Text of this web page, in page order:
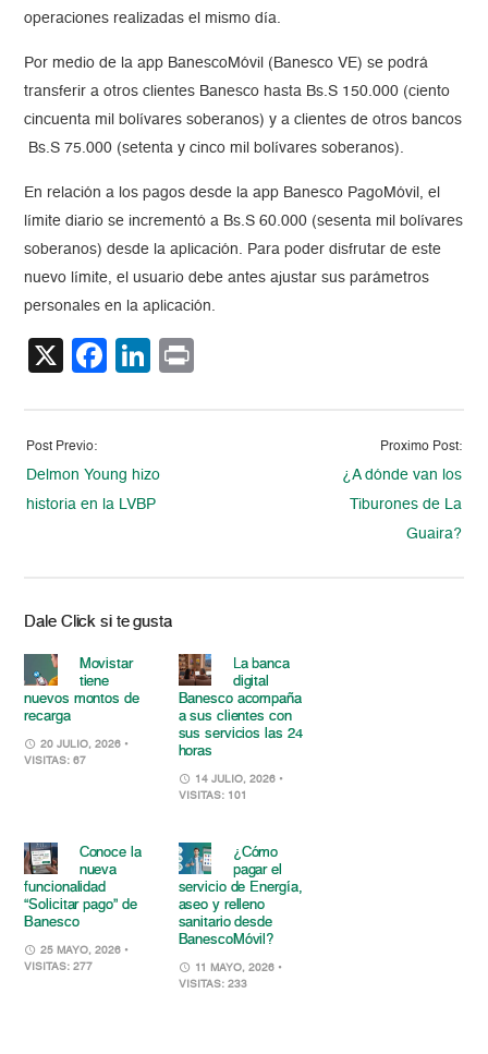
operaciones realizadas el mismo día.
Por medio de la app BanescoMóvil (Banesco VE) se podrá
transferir a otros clientes Banesco hasta Bs.S 150.000 (ciento
cincuenta mil bolívares soberanos) y a clientes de otros bancos
Bs.S 75.000 (setenta y cinco mil bolívares soberanos).
En relación a los pagos desde la app Banesco PagoMóvil, el
límite diario se incrementó a Bs.S 60.000 (sesenta mil bolívares
soberanos) desde la aplicación. Para poder disfrutar de este
nuevo límite, el usuario debe antes ajustar sus parámetros
personales en la aplicación.
X Facebook
LinkedIn
Post Previo:
Delmon Young hizo
historia en la LVBP
Proximo Post:
¿A dónde van los
Tiburones de La
Guaira?
Dale Click si te gusta
Movistar
tiene
nuevos montos de
recarga
20 JULIO, 2026 •
VISITAS: 67
La banca
digital
Banesco acompaña
a sus clientes con
sus servicios las 24
horas
14 JULIO, 2026 •
VISITAS: 101
Conoce la
nueva
funcionalidad
“Solicitar pago” de
Banesco
25 MAYO, 2026 •
VISITAS: 277
¿Cómo
pagar el
servicio de Energía,
aseo y relleno
sanitario desde
BanescoMóvil?
11 MAYO, 2026 •
VISITAS: 233